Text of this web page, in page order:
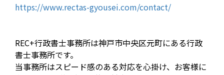
https://www.rectas-gyousei.com/contact/
REC+行政書士事務所は神戸市中央区元町にある行政
書士事務所です。
当事務所はスピード感のある対応を心掛け、お客様に